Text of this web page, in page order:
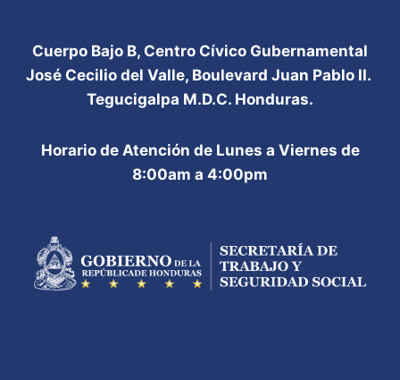
Cuerpo Bajo B, Centro Cívico Gubernamental
José Cecilio del Valle, Boulevard Juan Pablo II.
Tegucigalpa M.D.C. Honduras.
Horario de Atención de Lunes a Viernes de
8:00am a 4:00pm